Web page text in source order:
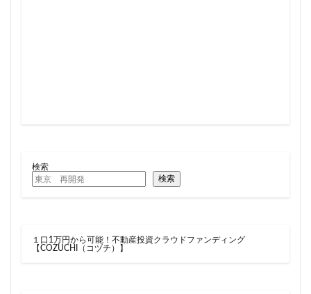
検索
検索
１口1万円から可能！不動産投資クラウドファンディング
【COZUCHI（コヅチ）】